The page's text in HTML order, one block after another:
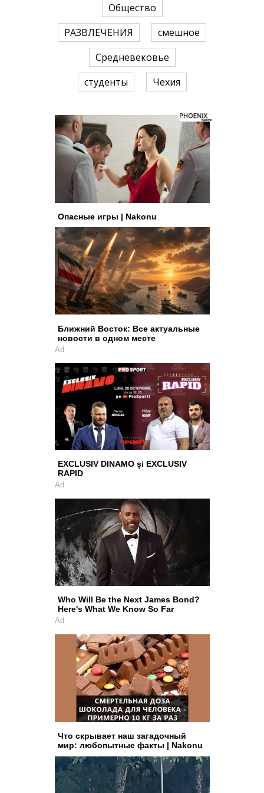
Общество
РАЗВЛЕЧЕНИЯ
смешное
Средневековье
студенты
Чехия
Опасные игры | Nakonu
Ближний Восток: Все актуальные
новости в одном месте
Ad
EXCLUSIV DINAMO și EXCLUSIV
RAPID
Ad
Who Will Be the Next James Bond?
Here's What We Know So Far
Ad
Что скрывает наш загадочный
мир: любопытные факты | Nakonu